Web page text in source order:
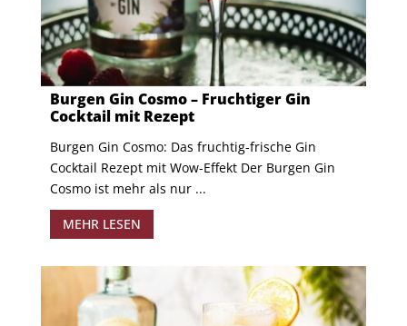
Burgen Gin Cosmo – Fruchtiger Gin
Cocktail mit Rezept
Burgen Gin Cosmo: Das fruchtig-frische Gin
Cocktail Rezept mit Wow-Effekt Der Burgen Gin
Cosmo ist mehr als nur ...
MEHR LESEN